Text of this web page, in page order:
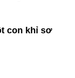
con khỉ sơ